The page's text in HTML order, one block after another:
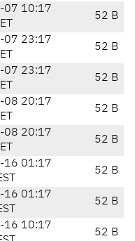
07 10:17
52 B
07 23:17
52 B
07 23:17
52 B
08 20:17
52 B
08 20:17
52 B
16 01:17
52 B
16 01:17
52 B
16 10:17
52 B